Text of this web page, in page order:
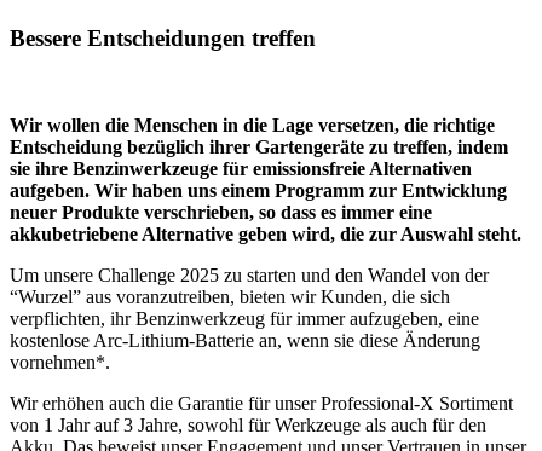
Bessere Entscheidungen treffen
Wir wollen die Menschen in die Lage versetzen, die richtige
Entscheidung bezüglich ihrer Gartengeräte zu treffen, indem
sie ihre Benzinwerkzeuge für emissionsfreie Alternativen
aufgeben. Wir haben uns einem Programm zur Entwicklung
neuer Produkte verschrieben, so dass es immer eine
akkubetriebene Alternative geben wird, die zur Auswahl steht.
Um unsere Challenge 2025 zu starten und den Wandel von der
“Wurzel” aus voranzutreiben, bieten wir Kunden, die sich
verpflichten, ihr Benzinwerkzeug für immer aufzugeben, eine
kostenlose Arc-Lithium-Batterie an, wenn sie diese Änderung
vornehmen*.
Wir erhöhen auch die Garantie für unser Professional-X Sortiment
von 1 Jahr auf 3 Jahre, sowohl für Werkzeuge als auch für den